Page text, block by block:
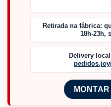
Retirada na fábrica:
18h-23h,
Delivery